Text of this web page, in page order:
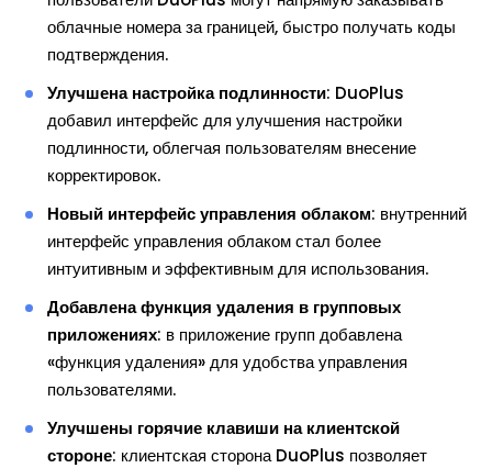
облачные номера за границей, быстро получать коды
подтверждения.
Улучшена настройка подлинности: DuoPlus
добавил интерфейс для улучшения настройки
подлинности, облегчая пользователям внесение
корректировок.
Новый интерфейс управления облаком: внутренний
интерфейс управления облаком стал более
интуитивным и эффективным для использования.
Добавлена функция удаления в групповых
приложениях: в приложение групп добавлена
«функция удаления» для удобства управления
пользователями.
Улучшены горячие клавиши на клиентской
стороне: клиентская сторона DuoPlus позволяет